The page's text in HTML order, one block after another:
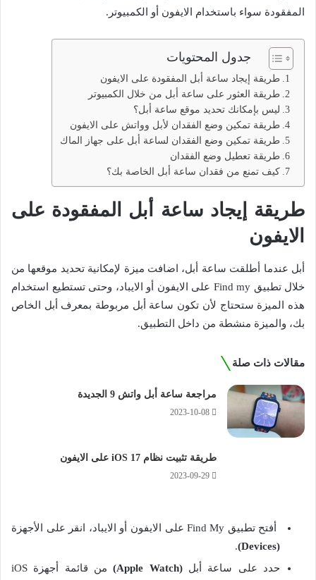
المفقودة سواء باستخدام الايفون أو الكمبيوتر.
جدول المحتويات
طريقة إيجاد ساعة أبل المفقودة على الايفون
طريقة العثور على ساعة أبل من خلال الكمبيوتر
ليس بإمكانك تحديد موقع ساعة أبل؟
طريقة تمكين وضع الفقدان لأبل وواتش على الايفون
طريقة تمكين وضع الفقدان لساعة أبل على جهاز الماك
طريقة تعطيل وضع الفقدان
كيف تمنع من فقدان ساعة أبل الخاصة بك؟
طريقة إيجاد ساعة أبل المفقودة على
الايفون
أبل عندما أطلقت ساعة أبل، اضافت ميزة لإمكانية تحديد موقعها من
خلال تطبيق Find my على الايفون أو الايباد، وحتى تستطيع استخدام
هذه الميزة ستحتاج لأن تكون ساعة أبل مربوطة بمعرف أبل الخاص
بك، والميزة منشطة من داخل التطبيق.
مقالات ذات صلة
مراجعة ساعة أبل واتش 9 الجديدة
2023-10-08
طريقة تثبيت نظام iOS 17 على الايفون
2023-09-29
أفتح تطبيق Find My على الايفون أو الايباد، انقر على الأجهزة
(Devices)
.
حدد على ساعة أبل(Apple Watch) من قائمة أجهزة iOS